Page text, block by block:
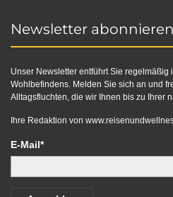
Newsletter abonnieren
Unser Newsletter entführt Sie
Wohlbefindens. Melden Sie sich an und
Alltagsfluchten, die wir Ihnen bis zu Ihrer
Ihre Redaktion von
E-Mail*